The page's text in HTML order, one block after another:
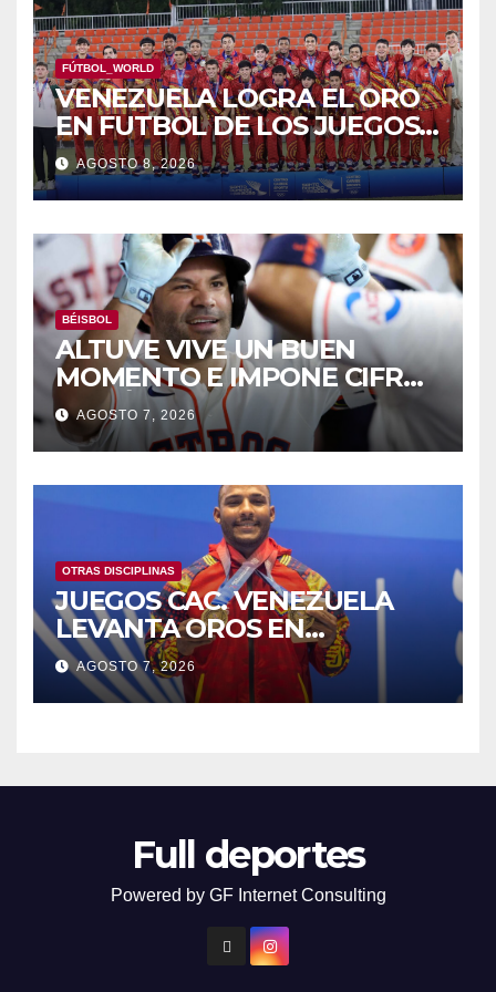
FÚTBOL_WORLD
VENEZUELA LOGRA EL ORO
EN FUTBOL DE LOS JUEGOS
CAC
AGOSTO 8, 2026
BÉISBOL
ALTUVE VIVE UN BUEN
MOMENTO E IMPONE CIFRAS
HISTÓRICAS
AGOSTO 7, 2026
OTRAS DISCIPLINAS
JUEGOS CAC. VENEZUELA
LEVANTA OROS EN
HALTEROFILIA Y TIRO
AGOSTO 7, 2026
Full deportes
Powered by GF Internet Consulting